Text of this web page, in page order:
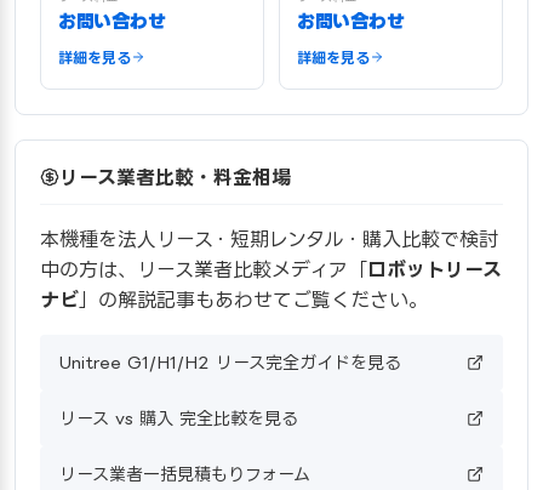
お問い合わせ
詳細を見る
お問い合わせ
詳細を見る
リース業者比較・料金相場
本機種を法人リース・短期レンタル・購入比較で検討
中の方は、リース業者比較メディア「ロボットリース
ナビ 」の解説記事もあわせてご覧ください。
Unitree G1/H1/H2 リース完全ガイドを見る
リース vs 購入 完全比較を見る
リース業者一括見積もりフォーム